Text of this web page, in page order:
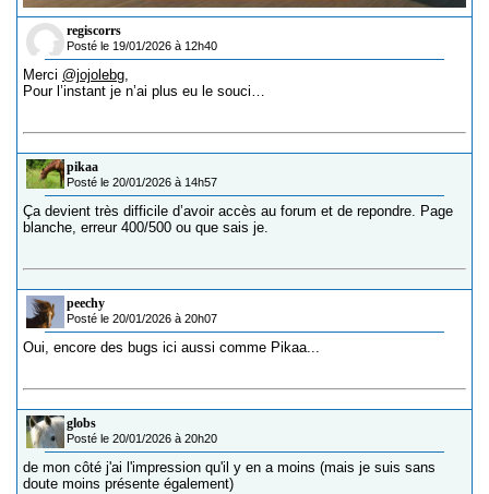
regiscorrs
Posté le 19/01/2026 à 12h40
Merci @jojolebg,
Pour l’instant je n’ai plus eu le souci…
pikaa
Posté le 20/01/2026 à 14h57
Ça devient très difficile d’avoir accès au forum et de repondre. Page
blanche, erreur 400/500 ou que sais je.
peechy
Posté le 20/01/2026 à 20h07
Oui, encore des bugs ici aussi comme Pikaa...
globs
Posté le 20/01/2026 à 20h20
de mon côté j'ai l'impression qu'il y en a moins (mais je suis sans
doute moins présente également)